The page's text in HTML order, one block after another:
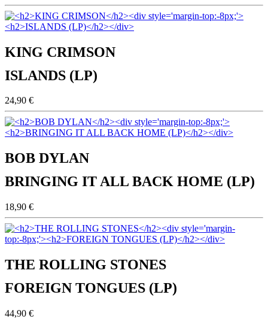
KING CRIMSON
ISLANDS (LP)
24,90 €
BOB DYLAN
BRINGING IT ALL BACK HOME (LP)
18,90 €
THE ROLLING STONES
FOREIGN TONGUES (LP)
44,90 €